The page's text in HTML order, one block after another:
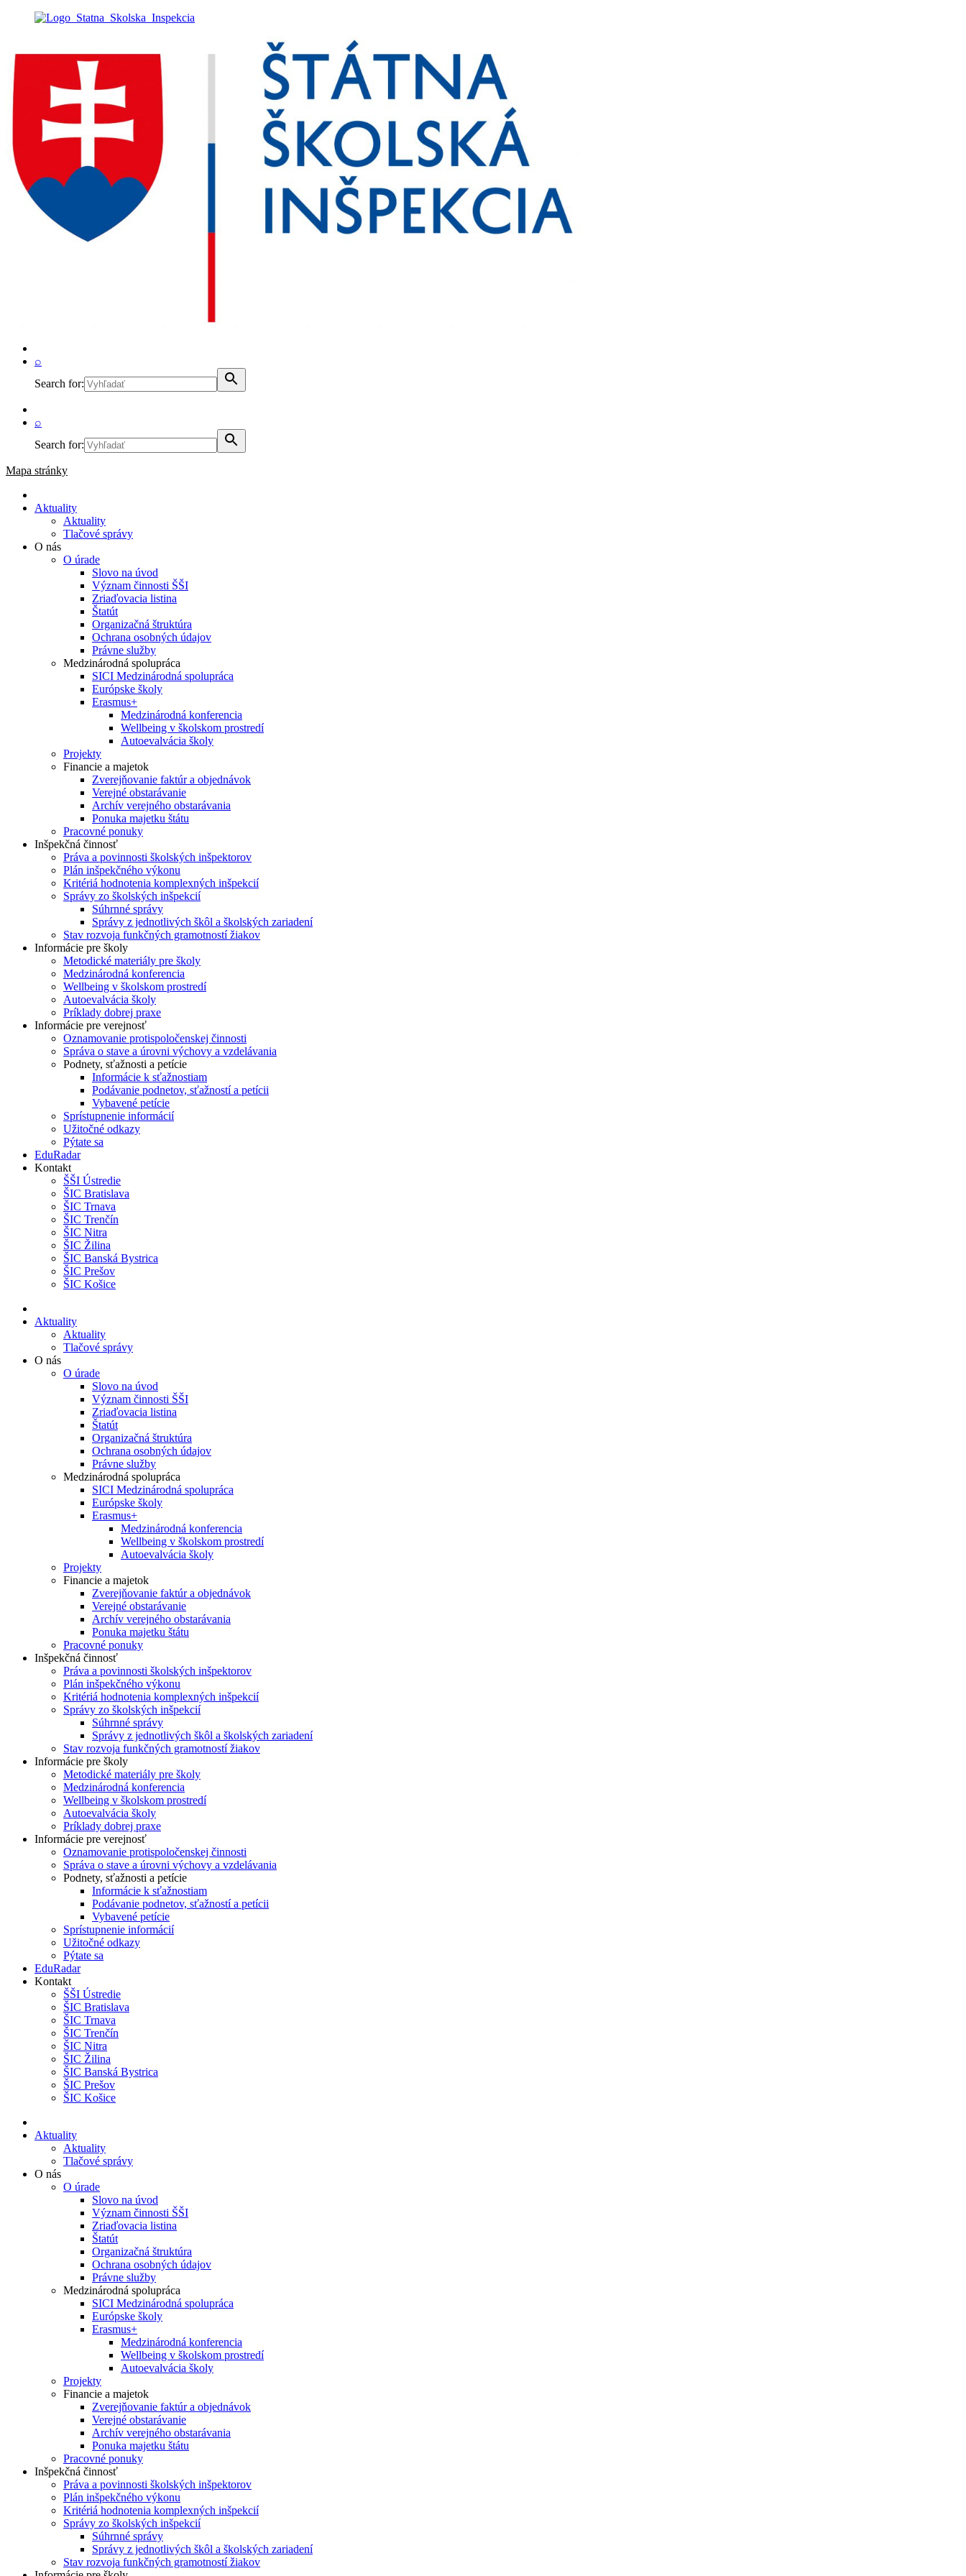
⌕
Search for:
⌕
Search for:
Mapa stránky
Aktuality
Aktuality
Tlačové správy
O nás
O úrade
Slovo na úvod
Význam činnosti ŠŠI
Zriaďovacia listina
Štatút
Organizačná štruktúra
Ochrana osobných údajov
Právne služby
Medzinárodná spolupráca
SICI Medzinárodná spolupráca
Európske školy
Erasmus+
Medzinárodná konferencia
Wellbeing v školskom prostredí
Autoevalvácia školy
Projekty
Financie a majetok
Zverejňovanie faktúr a objednávok
Verejné obstarávanie
Archív verejného obstarávania
Ponuka majetku štátu
Pracovné ponuky
Inšpekčná činnosť
Práva a povinnosti školských inšpektorov
Plán inšpekčného výkonu
Kritériá hodnotenia komplexných inšpekcií
Správy zo školských inšpekcií
Súhrnné správy
Správy z jednotlivých škôl a školských zariadení
Stav rozvoja funkčných gramotností žiakov
Informácie pre školy
Metodické materiály pre školy
Medzinárodná konferencia
Wellbeing v školskom prostredí
Autoevalvácia školy
Príklady dobrej praxe
Informácie pre verejnosť
Oznamovanie protispoločenskej činnosti
Správa o stave a úrovni výchovy a vzdelávania
Podnety, sťažnosti a petície
Informácie k sťažnostiam
Podávanie podnetov, sťažností a petícii
Vybavené petície
Sprístupnenie informácií
Užitočné odkazy
Pýtate sa
EduRadar
Kontakt
ŠŠI Ústredie
ŠIC Bratislava
ŠIC Trnava
ŠIC Trenčín
ŠIC Nitra
ŠIC Žilina
ŠIC Banská Bystrica
ŠIC Prešov
ŠIC Košice
Aktuality
Aktuality
Tlačové správy
O nás
O úrade
Slovo na úvod
Význam činnosti ŠŠI
Zriaďovacia listina
Štatút
Organizačná štruktúra
Ochrana osobných údajov
Právne služby
Medzinárodná spolupráca
SICI Medzinárodná spolupráca
Európske školy
Erasmus+
Medzinárodná konferencia
Wellbeing v školskom prostredí
Autoevalvácia školy
Projekty
Financie a majetok
Zverejňovanie faktúr a objednávok
Verejné obstarávanie
Archív verejného obstarávania
Ponuka majetku štátu
Pracovné ponuky
Inšpekčná činnosť
Práva a povinnosti školských inšpektorov
Plán inšpekčného výkonu
Kritériá hodnotenia komplexných inšpekcií
Správy zo školských inšpekcií
Súhrnné správy
Správy z jednotlivých škôl a školských zariadení
Stav rozvoja funkčných gramotností žiakov
Informácie pre školy
Metodické materiály pre školy
Medzinárodná konferencia
Wellbeing v školskom prostredí
Autoevalvácia školy
Príklady dobrej praxe
Informácie pre verejnosť
Oznamovanie protispoločenskej činnosti
Správa o stave a úrovni výchovy a vzdelávania
Podnety, sťažnosti a petície
Informácie k sťažnostiam
Podávanie podnetov, sťažností a petícii
Vybavené petície
Sprístupnenie informácií
Užitočné odkazy
Pýtate sa
EduRadar
Kontakt
ŠŠI Ústredie
ŠIC Bratislava
ŠIC Trnava
ŠIC Trenčín
ŠIC Nitra
ŠIC Žilina
ŠIC Banská Bystrica
ŠIC Prešov
ŠIC Košice
Aktuality
Aktuality
Tlačové správy
O nás
O úrade
Slovo na úvod
Význam činnosti ŠŠI
Zriaďovacia listina
Štatút
Organizačná štruktúra
Ochrana osobných údajov
Právne služby
Medzinárodná spolupráca
SICI Medzinárodná spolupráca
Európske školy
Erasmus+
Medzinárodná konferencia
Wellbeing v školskom prostredí
Autoevalvácia školy
Projekty
Financie a majetok
Zverejňovanie faktúr a objednávok
Verejné obstarávanie
Archív verejného obstarávania
Ponuka majetku štátu
Pracovné ponuky
Inšpekčná činnosť
Práva a povinnosti školských inšpektorov
Plán inšpekčného výkonu
Kritériá hodnotenia komplexných inšpekcií
Správy zo školských inšpekcií
Súhrnné správy
Správy z jednotlivých škôl a školských zariadení
Stav rozvoja funkčných gramotností žiakov